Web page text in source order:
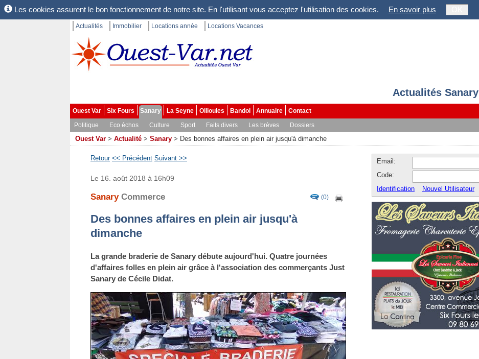
Les cookies assurent le bon fonctionnement de notre site. En l'utilisant vous acceptez l'utilisation des cookies. En savoir plus
Actualités Immobilier Locations année Locations Vacances
Actualités Sanary
Ouest Var Six Fours Sanary La Seyne Ollioules Bandol Annuaire
Contact
Politique
Eco échos Culture Sport Faits divers Les brèves Dossiers
Ouest Var > Actualité > Sanary > Des bonnes affaires en plein air jusqu'à dimanche
Retour << Précédent Suivant >>
(0)
Le 16. août 2018 à 16h09
Sanary Commerce
Des bonnes affaires en plein air jusqu'à
dimanche
La grande braderie de Sanary débute aujourd'hui. Quatre journées
d'affaires folles en plein air grâce à l'association des commerçants Just
Sanary de Cécile Didat.
Email:
Code:
Identification
Nouvel Utilisateur